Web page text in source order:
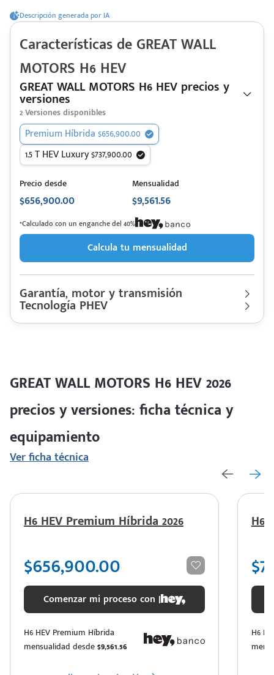
Descripción generada por IA
Características de GREAT WALL
MOTORS H6 HEV
GREAT WALL MOTORS H6 HEV precios y
versiones
2Versiones disponibles
Premium Híbrida $656,900.00
1.5 T HEV Luxury $737,900.00
Precio desde
$656,900.00
Mensualidad
$9,561.56
*Calculado con un enganche del 40%
Calcula tu mensualidad
Garantía, motor y transmisión
Garantía
S/L Km | 7 años
Motor cilindros
Lt 1.5L Turbo | Hp. 240
Tecnología PHEV
Descripción de funcionamiento motorizaciónGREAT WALL
autonomía combinada de 19.2 km/l, capacidad de la batería de
1.67 kwh.
GREAT WALL MOTORS H6 HEV 2026
precios y versiones: ficha técnica y
equipamiento
Ver ficha técnica
H6 HEV Premium Híbrida 2026
$656,900.00
Comenzar mi proceso con |
H6 HEV Premium Híbrida
mensualidad desde$9,561.56
H6
H6